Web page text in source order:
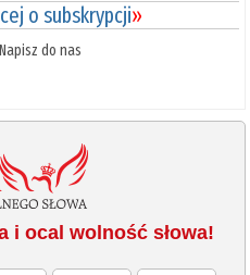
o subskrypcji»
do nas
i ocal wolność słowa!